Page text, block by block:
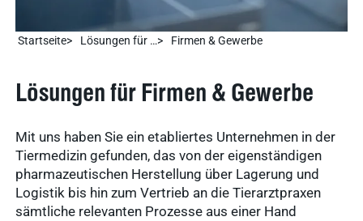
Startseite Lösungen für … Firmen & Gewerbe
Lösungen für Firmen & Gewerbe
Mit uns haben Sie ein etabliertes Unternehmen in der
Tiermedizin gefunden, das von der eigenständigen
pharmazeutischen Herstellung über Lagerung und
Logistik bis hin zum Vertrieb an die Tierarztpraxen
sämtliche relevanten Prozesse aus einer Hand